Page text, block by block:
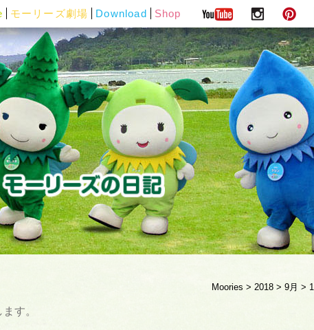
モーリーズ劇場 Download Shop
Moories > 2018 > 9月 >
す。